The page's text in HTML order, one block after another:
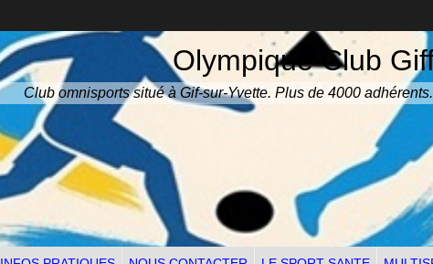
Olympique Club
Club omnisports situé à Gif-sur-Yvette. Plus de 4000